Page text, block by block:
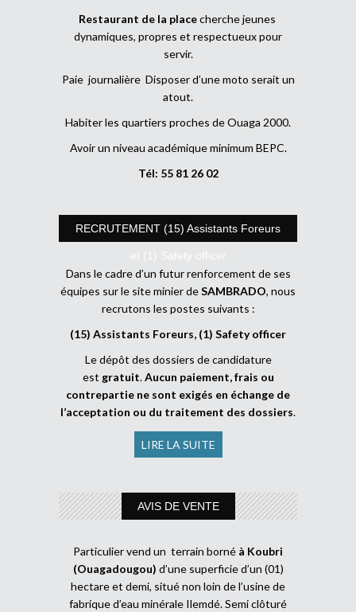
Restaurant de la placecherche jeunes
dynamiques, propres et respectueux pour
servir.
Paie journalière Disposer d’une moto serait un
atout.
Habiter les quartiers proches de Ouaga 2000.
Avoir un niveau académique minimum BEPC.
Tél: 55 81 26 02
RECRUTEMENT (15) Assistants Foreurs
et (1) Safety officer
Dans le cadre d’un futur renforcement de ses
équipes sur le site minier deSAMBRADO, nous
recrutons les postes suivants :
(15) Assistants Foreurs, (1) Safety officer
Le dépôt des dossiers de candidature
est gratuit.Aucun paiement, frais ou
contrepartie ne sont exigés en échange de
l’acceptation ou du traitement des dossiers.
LIRE LA SUITE
AVIS DE VENTE
Particulier vend un terrain borné à Koubri
(Ouagadougou) d’une superficie d’un (01)
hectare et demi, situé non loin de l’usine de
fabrique d’eau minérale Ilemdé. Semi clôturé